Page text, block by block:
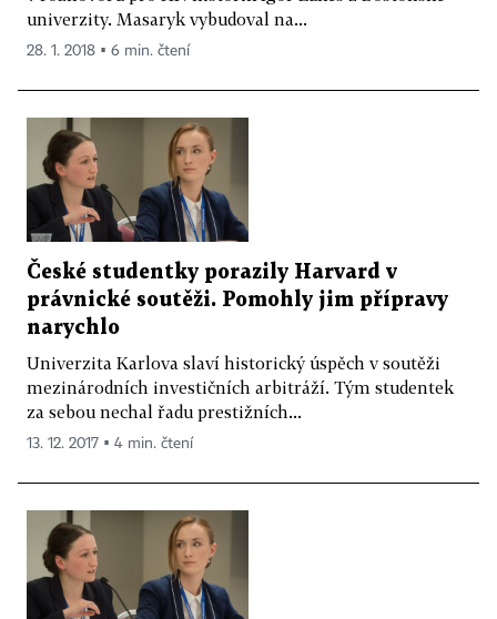
univerzity. Masaryk vybudoval na...
28. 1. 2018 ▪ 6 min. čtení
České studentky porazily Harvard v
právnické soutěži. Pomohly jim přípravy
narychlo
Univerzita Karlova slaví historický úspěch v soutěži
mezinárodních investičních arbitráží. Tým studentek
za sebou nechal řadu prestižních...
13. 12. 2017 ▪ 4 min. čtení